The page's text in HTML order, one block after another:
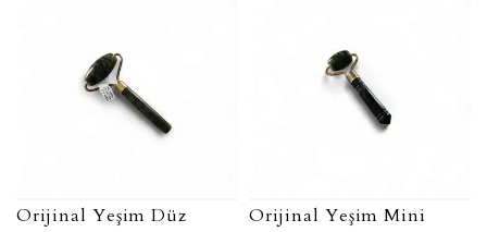
Orijinal Yeşim Düz
Orijinal Yeşim Mini